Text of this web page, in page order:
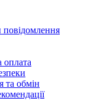
повідомлення
оплата
та обмін